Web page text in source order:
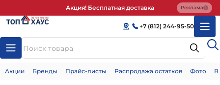
Акция! Бесплатная доставка Реклама
+7 (812) 244-95-50
Акции Бренды Прайс-листы Распродажа остатков Фото